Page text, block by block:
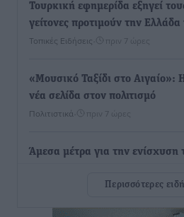
Τουρκική εφημερίδα εξηγεί
γείτονες προτιμούν την Ελλάδα
Τοπικές Ειδήσεις πριν 7 ώρες
«Μουσικό Ταξίδι στο Αιγαίο»:
νέα σελίδα στον πολιτισμό
Πολιτιστικά πριν 7 ώρες
Άμεσα μέτρα για την ενίσχυση
ανακοίνωσε ο Άδωνις
Περισσότερες